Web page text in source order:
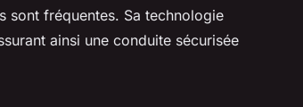
sont fréquentes. Sa technologie
ainsi une conduite sécurisée